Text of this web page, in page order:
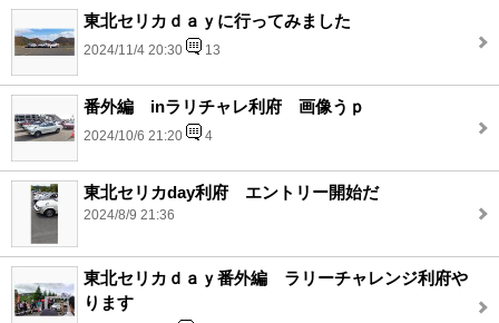
東北セリカｄａｙに行ってみました
2024/11/4 20:30 13
番外編 inラリチャレ利府 画像うｐ
2024/10/6 21:20 4
東北セリカday利府 エントリー開始だ
2024/8/9 21:36
東北セリカｄａｙ番外編 ラリーチャレンジ利府や
ります